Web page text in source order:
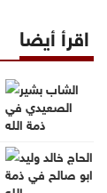
اقرأ أيضا